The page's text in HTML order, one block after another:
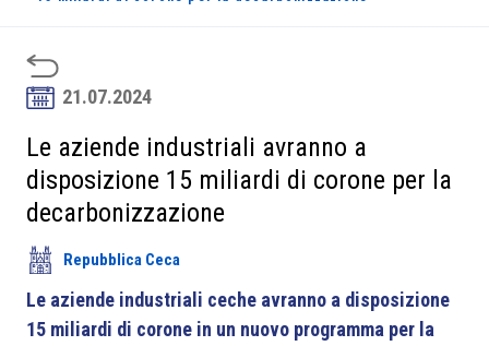
Sviluppo Mercato
Soci
Partner
Area riservata
21.07.2024
Le aziende industriali avranno a
disposizione 15 miliardi di corone per la
decarbonizzazione
Repubblica Ceca
Le aziende industriali ceche avranno a disposizione
15 miliardi di corone in un nuovo programma per la